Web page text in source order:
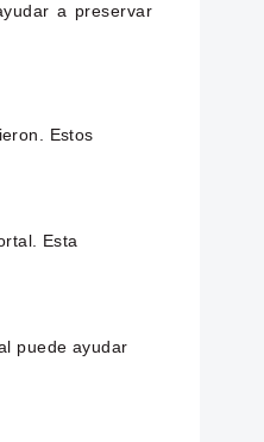
a preservar
Estos
Esta
puede ayudar